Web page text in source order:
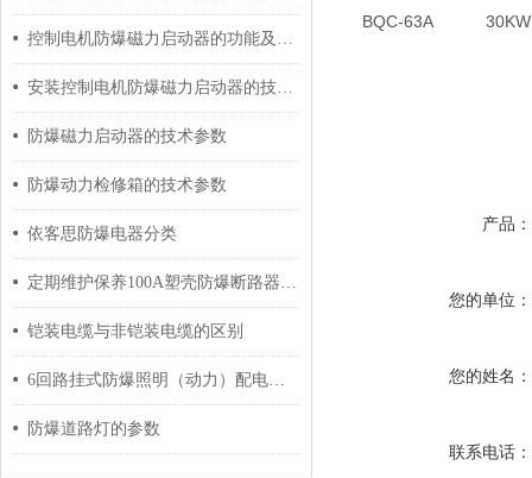
控制电机防爆磁力启动器的功能及出现异响后的解决方法分享
安装控制电机防爆磁力启动器的技术要点分享
防爆磁力启动器的技术参数
防爆动力检修箱的技术参数
依客思防爆电器分类
定期维护保养100A塑壳防爆断路器能帮助用户正确管理
铠装电缆与非铠装电缆的区别
6回路挂式防爆照明（动力）配电箱的定期维护保养方法分享
防爆道路灯的参数
BQC-63A
产品：
您的单位：
您的姓名：
联系电话：